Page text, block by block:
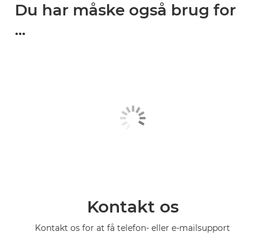
Du har måske også brug for
...
Kontakt os
Kontakt os for at få telefon- eller e-mailsupport